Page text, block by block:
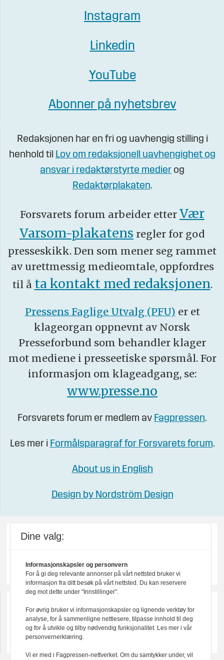
Instagram
Linkedin
YouTube
Abonner på nyhetsbrev
Redaksjonen har en fri og uavhengig stilling i
henhold til Lov om redaksjonell uavhengighet og
ansvar i redaktørstyrte medier og
Redaktørplakaten.
Forsvarets forum arbeider etter Vær
Varsom-plakatens regler for god
presseskikk. Den som mener seg rammet
av urettmessig medieomtale, oppfordres
til å ta kontakt med redaksjonen.
Pressens Faglige Utvalg (PFU) er et
klageorgan oppnevnt av Norsk
Presseforbund som behandler klager
mot mediene i presseetiske spørsmål. For
informasjon om klageadgang, se:
www.presse.no
Forsvarets forum er medlem av Fagpressen.
Les mer i Formålsparagraf for Forsvarets forum.
About us in English
Design by Nordström Design
Dine valg:
Informasjonskapsler og personvern
For å gi deg relevante annonser på vårt nettsted bruker vi
informasjon fra ditt besøk på vårt nettsted. Du kan reservere
deg mot dette under "Innstillinger".
For øvrig bruker vi informasjonskapsler og lignende verktøy for
analyse, for å sammenligne nettlesere, tilpasse innhold til deg
og for å utvikle og tilby nødvendig funksjonalitet. Les mer i vår
personvernerklæring.
Vi er med i Fagpressen-nettverket. Om du samtykker under, vil